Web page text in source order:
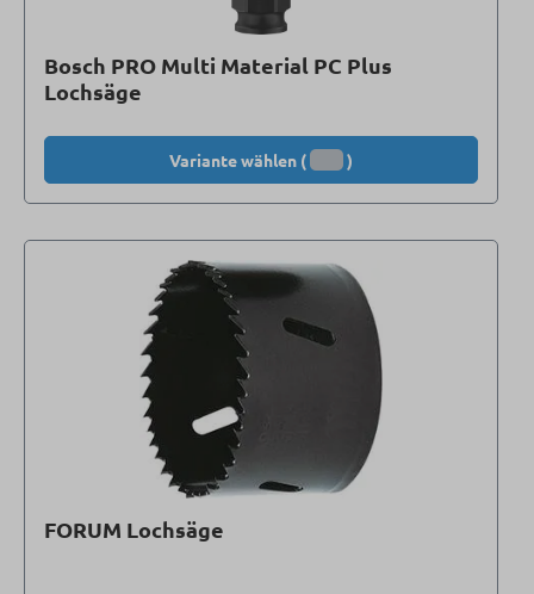
Bosch PRO Multi Material PC Plus
Lochsäge
Variante wählen ( )
FORUM Lochsäge